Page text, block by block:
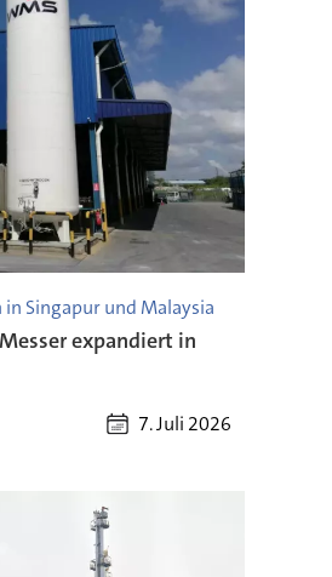
Singapur und Malaysia
expandiert in
7. Juli 2026